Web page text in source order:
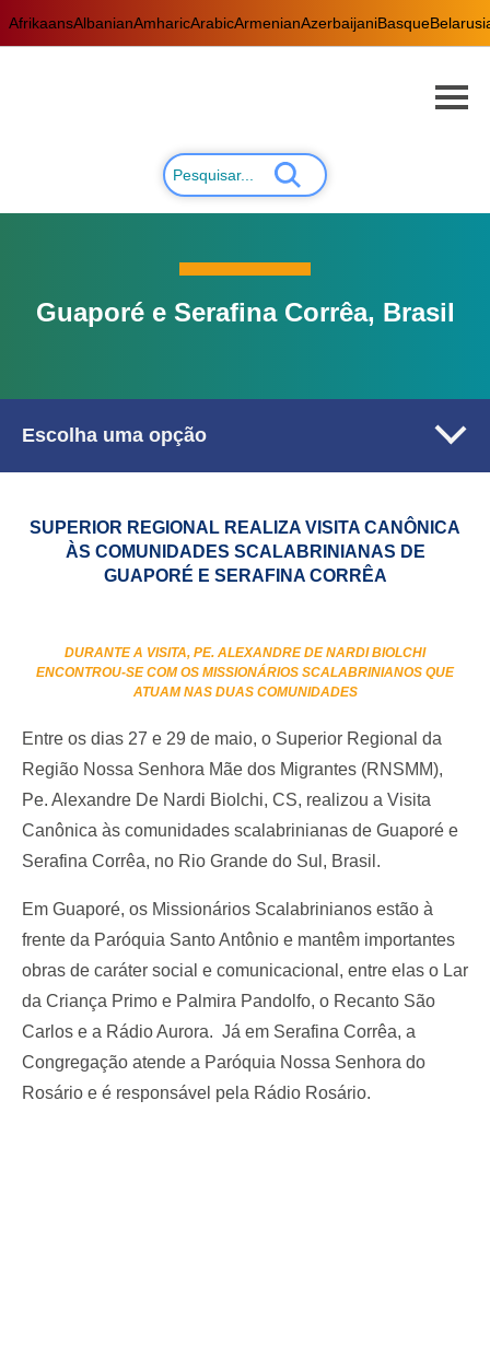
AfrikaansAlbanianAmharicArabicArmenianAzerbaijaniBasque
Guaporé e Serafina Corrêa, Brasil
Escolha uma opção
SUPERIOR REGIONAL REALIZA VISITA CANÔNICA
ÀS COMUNIDADES SCALABRINIANAS DE
GUAPORÉ E SERAFINA CORRÊA
DURANTE A VISITA, PE. ALEXANDRE DE NARDI BIOLCHI
ENCONTROU-SE COM OS MISSIONÁRIOS SCALABRINIANOS QUE
ATUAM NAS DUAS COMUNIDADES
Entre os dias 27 e 29 de maio, o Superior Regional da
Região Nossa Senhora Mãe dos Migrantes (RNSMM),
Pe. Alexandre De Nardi Biolchi, CS, realizou a Visita
Canônica às comunidades scalabrinianas de Guaporé e
Serafina Corrêa, no Rio Grande do Sul, Brasil.
Em Guaporé, os Missionários Scalabrinianos estão à
frente da Paróquia Santo Antônio e mantêm importantes
obras de caráter social e comunicacional, entre elas o Lar
da Criança Primo e Palmira Pandolfo, o Recanto São
Carlos e a Rádio Aurora. Já em Serafina Corrêa, a
Congregação atende a Paróquia Nossa Senhora do
Rosário e é responsável pela Rádio Rosário.